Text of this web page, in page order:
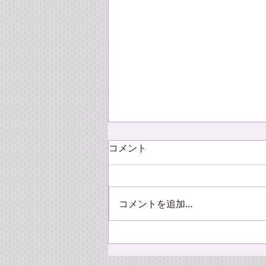
のお知らせ
コメント
コメントを追加…